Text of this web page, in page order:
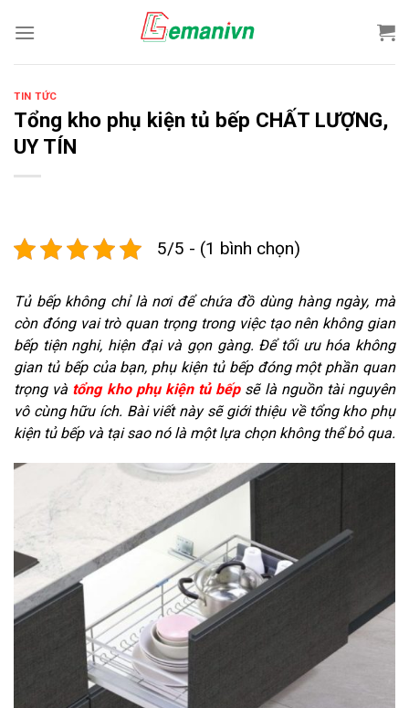
TIN TỨC
Tổng kho phụ kiện tủ bếp CHẤT LƯỢNG,
UY TÍN
5/5 - (1 bình chọn)
Tủ bếp không chỉ là nơi để chứa đồ dùng hàng ngày, mà
còn đóng vai trò quan trọng trong việc tạo nên không gian
bếp tiện nghi, hiện đại và gọn gàng. Để tối ưu hóa không
gian tủ bếp của bạn, phụ kiện tủ bếp đóng một phần quan
trọng và tổng kho phụ kiện tủ bếpsẽ là nguồn tài nguyên
vô cùng hữu ích. Bài viết này sẽ giới thiệu về tổng kho phụ
kiện tủ bếp và tại sao nó là một lựa chọn không thể bỏ qua.